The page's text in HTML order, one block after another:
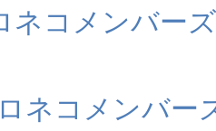
ネコメンバーズ
ネコメンバー